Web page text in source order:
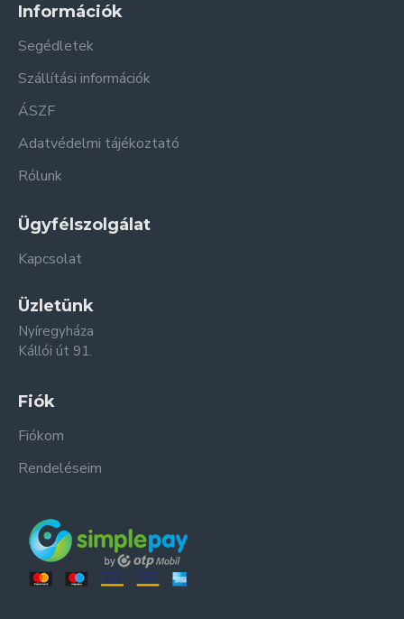
Információk
Segédletek
Szállítási információk
ÁSZF
Adatvédelmi tájékoztató
Rólunk
Ügyfélszolgálat
Kapcsolat
Üzletünk
Nyíregyháza
Kállói út 91.
Fiók
Fiókom
Rendeléseim